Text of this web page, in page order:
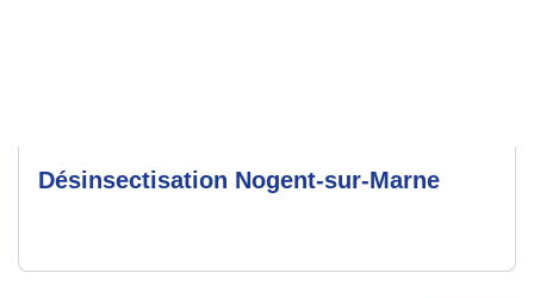
Désinsectisation Nogent-sur-Marne